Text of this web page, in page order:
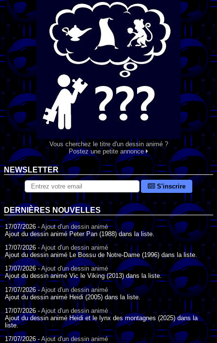
Vous cherchez le titre d'un dessin animé ?
Postez une petite annonce
NEWSLETTER
S'inscrire
DERNIÈRES NOUVELLES
17/07/2026 - Ajout d'un dessin animé
Ajout du dessin animé Peter Pan (1988) dans la liste.
17/07/2026 - Ajout d'un dessin animé
Ajout du dessin animé Le Bossu de Notre-Dame (1996) dans la liste.
17/07/2026 -Ajout d'un dessin animé
Ajout du dessin animé Vic le Viking (2013) dans la liste.
17/07/2026 -Ajout d'un dessin animé
Ajout du dessin animé Heidi (2005) dans la liste.
17/07/2026 -Ajout d'un dessin animé
Ajout du dessin animé Heidi et le lynx des montagnes (2025) dans la
liste.
17/07/2026 - Ajout d'un dessin animé